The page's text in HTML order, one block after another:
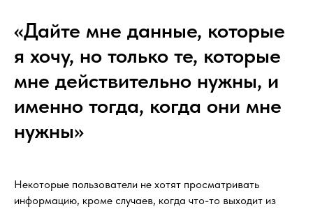
«Дайте мне данные, которые
я хочу, но только те, которые
мне действительно нужны, и
именно тогда, когда они мне
нужны»
Некоторые пользователи не хотят просматривать
информацию, кроме случаев, когда что-то выходит из